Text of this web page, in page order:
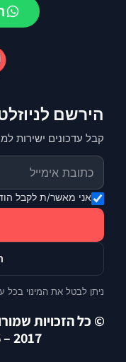
הירשם
קבל עדכונים ישירות
אני מאשר/ת לקבל
ניתן לבטל את המינוי בכל
© כל הזכויות
2017 – 2026